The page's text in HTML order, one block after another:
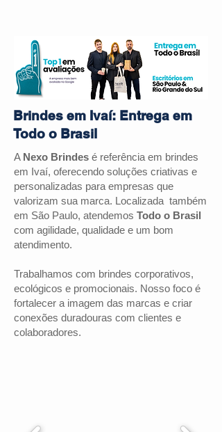
Brindes em Ivaí: Entrega em
Todo o Brasil
A Nexo Brindes é referência em brindes
em Ivaí, oferecendo soluções criativas e
personalizadas para empresas que
valorizam sua marca. Localizada também
em São Paulo, atendemos Todo o Brasil
com agilidade, qualidade e um bom
atendimento.
Trabalhamos com brindes corporativos,
ecológicos e promocionais. Nosso foco é
fortalecer a imagem das marcas e criar
conexões duradouras com clientes e
colaboradores.